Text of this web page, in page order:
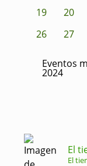
19
20
26
27
Eventos
2024
El
El